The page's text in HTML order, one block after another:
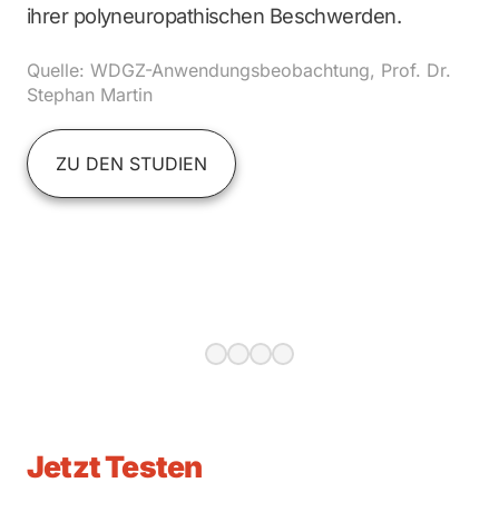
ihrer polyneuropathischen Beschwerden.
Quelle: WDGZ-Anwendungsbeobachtung, Prof. Dr.
Stephan Martin
ZU DEN STUDIEN
Jetzt Testen